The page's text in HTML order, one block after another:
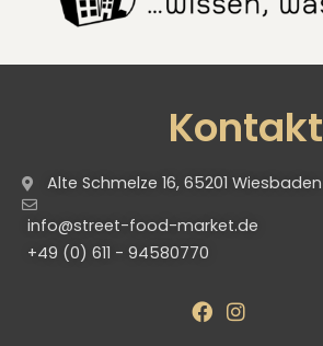
Kontakt
Alte Schmelze 16, 65201 Wiesbaden
info@street-food-market.de
+49 (0) 611 - 94580770